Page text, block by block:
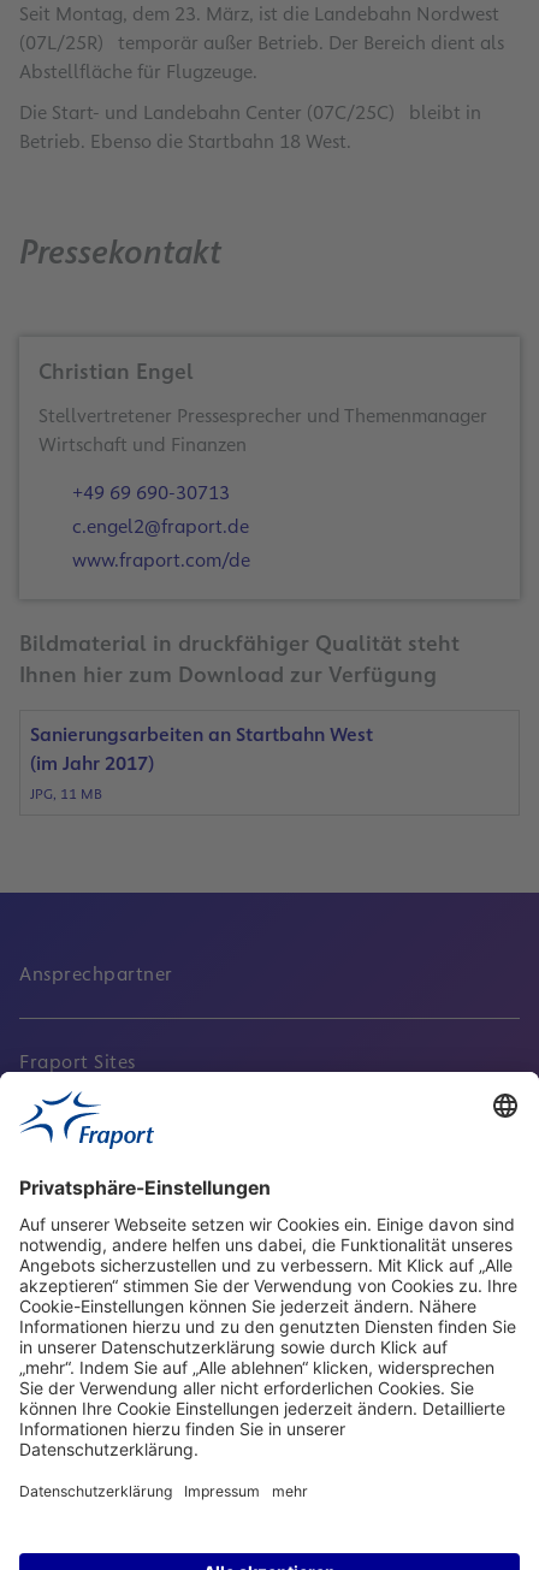
Seit Montag, dem 23. März, ist die Landebahn Nordwest
(07L/25R) temporär außer Betrieb. Der Bereich dient als
Abstellfläche für Flugzeuge.
Die Start- und Landebahn Center (07C/25C) bleibt in
Betrieb. Ebenso die Startbahn 18 West.
Pressekontakt
Christian Engel
Stellvertretener Pressesprecher und Themenmanager
Wirtschaft und Finanzen
+49 69 690-30713
c.engel2@fraport.de
www.fraport.com/de
Bildmaterial in druckfähiger Qualität steht
Ihnen hier zum Download zur Verfügung
Sanierungsarbeiten an Startbahn West
(im Jahr 2017)
JPG, 11 MB
Ansprechpartner
Fraport Sites
Aktuell
Service
Frankfurt Airport
properties.socialType
properties.socialType
properties.socialType
properties.socialType
Frankfurt CargoHub
properties.socialType